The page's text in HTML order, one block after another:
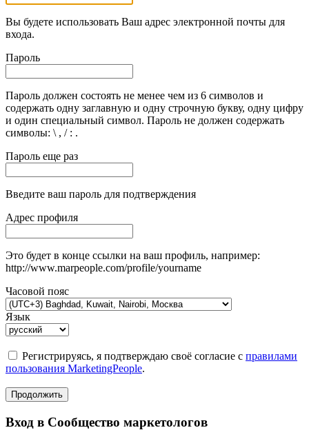
Вы будете использовать Ваш адрес электронной почты для
входа.
Пароль
Пароль должен состоять не менее чем из 6 символов и
содержать одну заглавную и одну строчную букву, одну цифру
и один специальный символ. Пароль не должен содержать
символы: \ , / : .
Пароль еще раз
Введите ваш пароль для подтверждения
Адрес профиля
Это будет в конце ссылки на ваш профиль, например:
http://www.marpeople.com/profile/yourname
Часовой пояс
Язык
Регистрируясь, я подтверждаю своё согласие с правилами
пользования MarketingPeople.
Продолжить
Вход в Сообщество маркетологов